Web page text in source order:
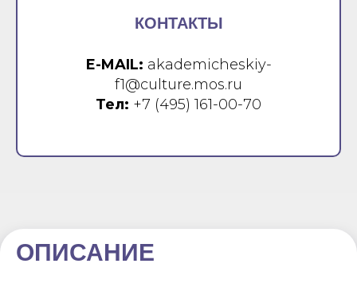
КОНТАКТЫ
E-MAIL: akademicheskiy-
f1@culture.mos.ru
Тел: +7 (495) 161-00-70
ОПИСАНИЕ